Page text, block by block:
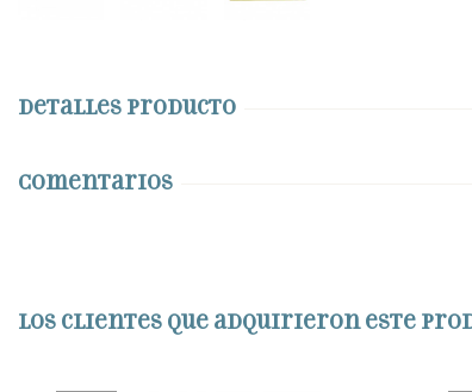
Detalles producto
Comentarios
Los clientes que adquirieron este